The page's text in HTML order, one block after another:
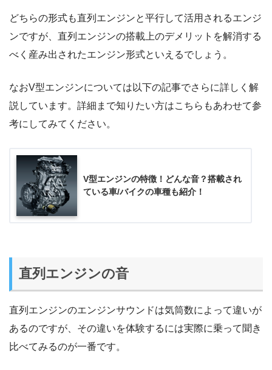
どちらの形式も直列エンジンと平行して活用されるエンジ
ンですが、直列エンジンの搭載上のデメリットを解消する
べく産み出されたエンジン形式といえるでしょう。
なおV型エンジンについては以下の記事でさらに詳しく解
説しています。詳細まで知りたい方はこちらもあわせて参
考にしてみてください。
V型エンジンの特徴！どんな音？搭載され
ている車/バイクの車種も紹介！
直列エンジンの音
直列エンジンのエンジンサウンドは気筒数によって違いが
あるのですが、その違いを体験するには実際に乗って聞き
比べてみるのが一番です。